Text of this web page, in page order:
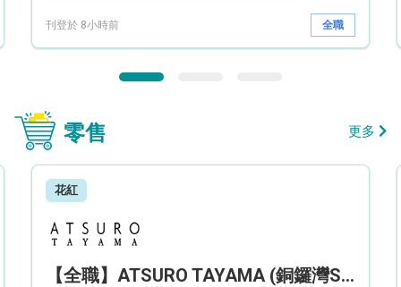
刊登於 8小時前 全職
零售 更多
花紅
【全職】ATSURO TAYAMA (銅鑼灣Sogo分店) 服裝銷售及造型顧問 Sales & Fashion Stylist【永久保證佣金+新人獎金$3,000】